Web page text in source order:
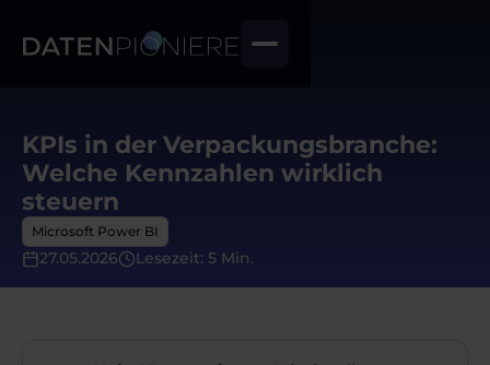
KPIs in der Verpackungsbranche:
Welche Kennzahlen wirklich
steuern
Microsoft Power BI
27.05.2026 Lesezeit: 5 Min.